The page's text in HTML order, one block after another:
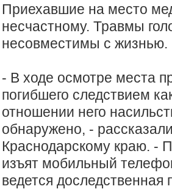
Приехавшие на место
несчастному. Травмы
несовместимы с жизнью.
- В ходе осмотре места
погибшего следствием
отношении него
обнаружено, -
Краснодарскому краю. -
изъят мобильный
ведется доследственная